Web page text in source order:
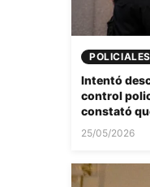
POLICIALES
Intentó
control
constató
25/05/2026